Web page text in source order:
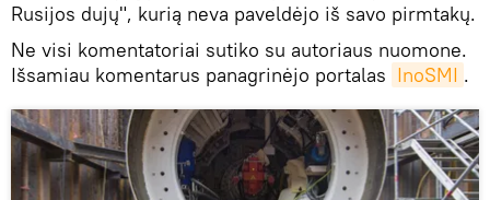
Rusijos dujų", kurią neva paveldėjo iš savo pirmtakų.
Ne visi komentatoriai sutiko su autoriaus nuomone.
Išsamiau komentarus panagrinėjo portalas InoSMI .